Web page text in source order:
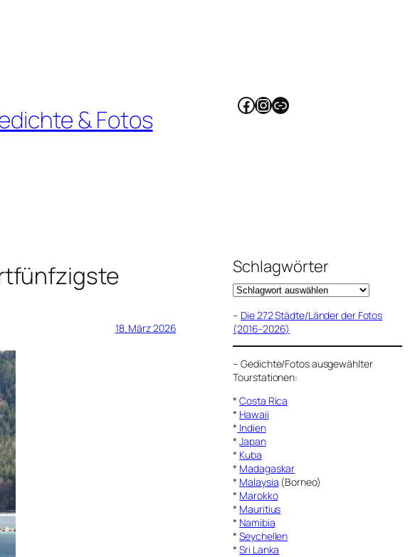
& Fotos Facebook
Instagram
Link
18. März 2026
Schlagwörter
– Die 272 Städte/Länder der Fotos
(2016-2026)
–Gedichte/Fotos ausgewählter
Tourstationen:
*Costa Rica
* Hawaii
* Indien
*Japan
* Kuba
* Madagaskar
* Malaysia (Borneo)
* Marokko
* Mauritius
* Namibia
*Seychellen
*Sri Lanka